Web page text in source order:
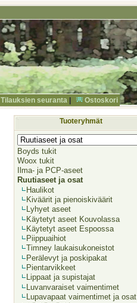
Tilauksien seuranta Ostoskori
Tuoteryhmät
Boyds tukit
Woox tukit
Ilma- ja PCP-aseet
Ruutiaseet ja osat
Haulikot
Kiväärit ja pienoiskiväärit
Lyhyet aseet
Käytetyt aseet Kouvolassa
Käytetyt aseet Espoossa
Piippuaihiot
Timney laukaisukoneistot
Perälevyt ja poskipakat
Pientarvikkeet
Lippaat ja supistajat
Luvanvaraiset vaimentimet
Lupavapaat vaimentimet ja osat